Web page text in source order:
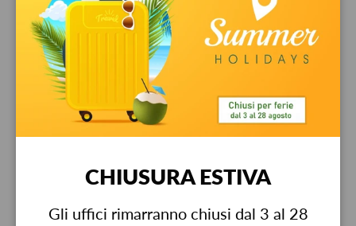
Pickup available atBestit srl
Usually ready in 24 hours
View store information
Garanzia
Description
CHIUSURA ESTIVA
Gli uffici rimarranno chiusi dal 3 al 28